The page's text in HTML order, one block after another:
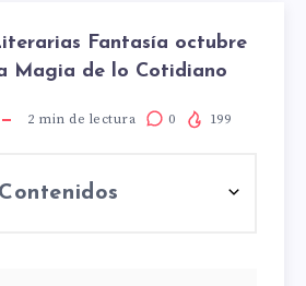
Fantasía octubre
Magia de lo Cotidiano
2 min de lectura 0 199